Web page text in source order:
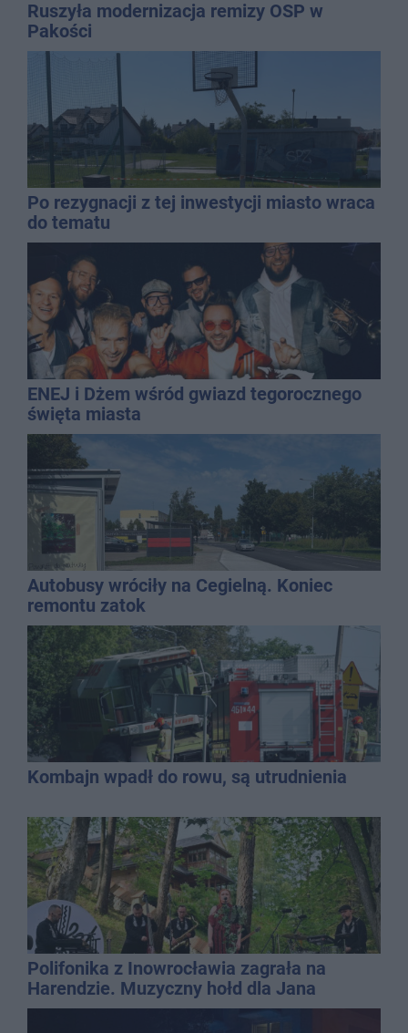
Ruszyła modernizacja remizy OSP w
Pakości
Po rezygnacji z tej inwestycji miasto wraca
do tematu
ENEJ i Dżem wśród gwiazd tegorocznego
święta miasta
Autobusy wróciły na Cegielną. Koniec
remontu zatok
Kombajn wpadł do rowu, są utrudnienia
Polifonika z Inowrocławia zagrała na
Harendzie. Muzyczny hołd dla Jana
Kasprowicza